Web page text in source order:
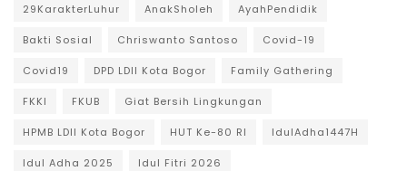
29KarakterLuhur AnakSholeh AyahPendidik
Bakti Sosial Chriswanto Santoso Covid-19
Covid19 DPD LDII Kota Bogor Family Gathering
FKKI FKUB Giat Bersih Lingkungan
HPMB LDII Kota Bogor HUT Ke-80 RI IdulAdha1447H
Idul Adha 2025 Idul Fitri 2026